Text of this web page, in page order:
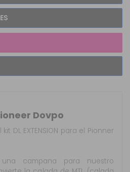
Dovpo
DL EXTENSION para el Pionner
campana para nuestro